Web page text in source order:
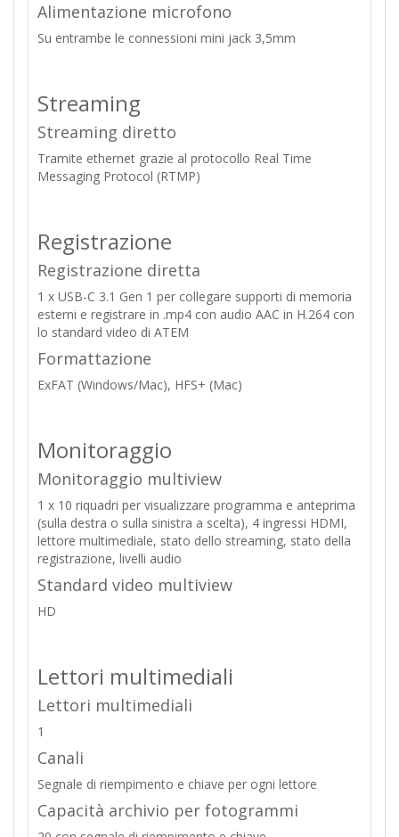
Alimentazione microfono
Su entrambe le connessioni mini jack 3,5mm
Streaming
Streaming diretto
Tramite ethernet grazie al protocollo Real Time
Messaging Protocol (RTMP)
Registrazione
Registrazione diretta
1 x USB-C 3.1 Gen 1 per collegare supporti di memoria
esterni e registrare in .mp4 con audio AAC in H.264 con
lo standard video di ATEM
Formattazione
ExFAT (Windows/Mac), HFS+ (Mac)
Monitoraggio
Monitoraggio multiview
1 x 10 riquadri per visualizzare programma e anteprima
(sulla destra o sulla sinistra a scelta), 4 ingressi HDMI,
lettore multimediale, stato dello streaming, stato della
registrazione, livelli audio
Standard video multiview
HD
Lettori multimediali
Lettori multimediali
1
Canali
Segnale di riempimento e chiave per ogni lettore
Capacità archivio per fotogrammi